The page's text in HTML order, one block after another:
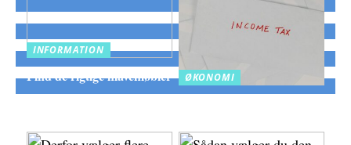
INFORMATION
Find de rigtige mavemøbler ØKONOMI